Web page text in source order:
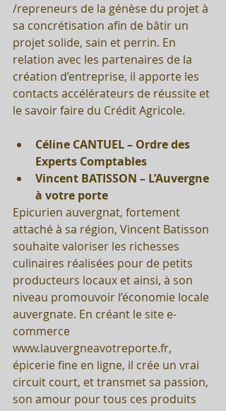
/repreneurs de la génèse du projet à
sa concrétisation afin de bâtir un
projet solide, sain et perrin. En
relation avec les partenaires de la
création d’entreprise, il apporte les
contacts accélérateurs de réussite et
le savoir faire du Crédit Agricole.
Céline CANTUEL – Ordre des
Experts Comptables
Vincent BATISSON – L’Auvergne
à votre porte
Epicurien auvergnat, fortement
attaché à sa région, Vincent Batisson
souhaite valoriser les richesses
culinaires réalisées pour de petits
producteurs locaux et ainsi, à son
niveau promouvoir l’économie locale
auvergnate. En créant le site e-
commerce
www.lauvergneavotreporte.fr,
épicerie fine en ligne, il crée un vrai
circuit court, et transmet sa passion,
son amour pour tous ces produits